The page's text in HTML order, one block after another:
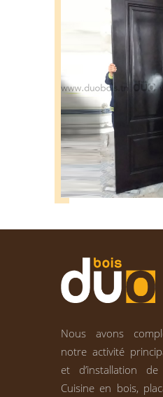
Nous avons
notre activité
et d’installation
Cuisine en bois,